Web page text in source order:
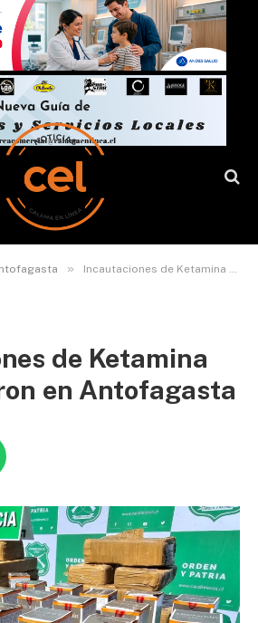
» Incautaciones de Ketamina se triplicaron en Antofagasta
de Ketamina
en Antofagasta